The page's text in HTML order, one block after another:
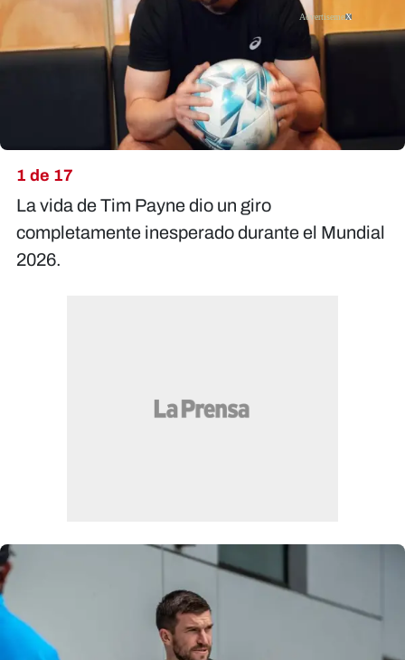
1 de 17
La vida de Tim Payne dio un giro
completamente inesperado durante el Mundial
2026.
X